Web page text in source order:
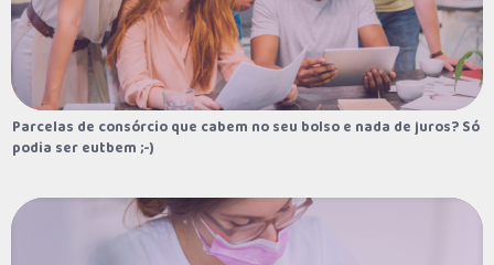
Parcelas de consórcio que cabem no seu bolso e nada de juros? Só
podia ser eutbem ;-)
03/10/2022
E-book sobre Carro para PcD
29/09/2022
sem entrar em uma “avalanche” de dívidas
27/09/2022
Parcelas de consórcio que cabem no seu bolso e nada de juros? Só
podia ser eutbem ;-)